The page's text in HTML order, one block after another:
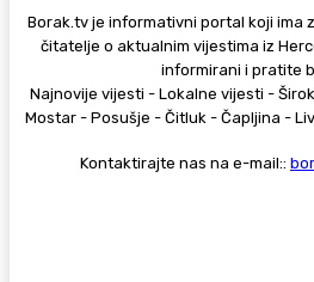
Borak.tv je informativni portal koji ima
čitatelje o aktualnim vijestima iz
informirani i pratite
Najnovije vijesti - Lokalne vijesti -
Mostar - Posušje - Čitluk - Čapljina -
Kontaktirajte nas na e-mail::